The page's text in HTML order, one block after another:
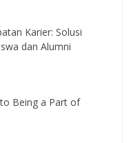
Karier: Solusi
dan Alumni
Being a Part of